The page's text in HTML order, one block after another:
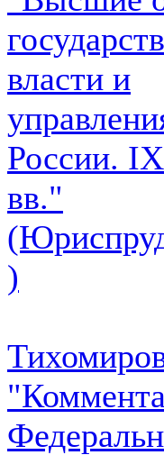
власти и
России.
вв."
)